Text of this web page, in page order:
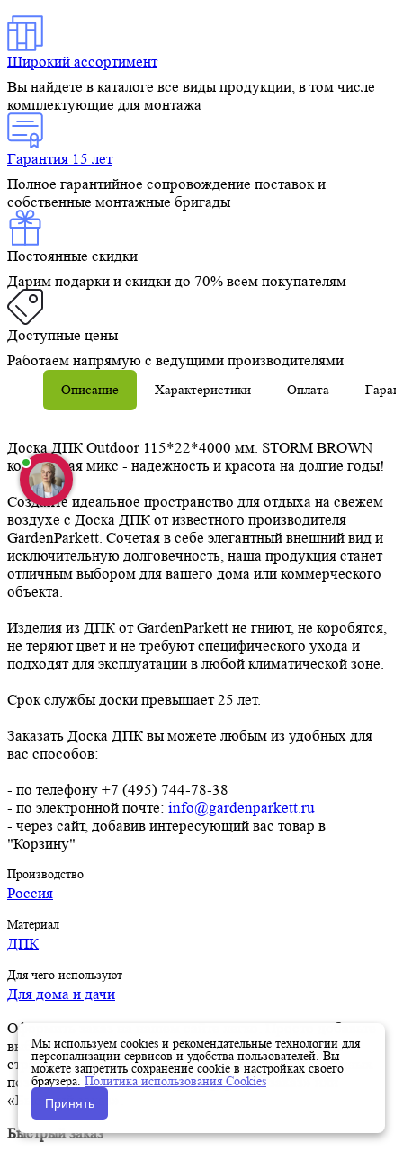
Широкий ассортимент
Вы найдете в каталоге все виды продукции, в том числе
комплектующие для монтажа
Гарантия 15 лет
Полное гарантийное сопровождение поставок и
собственные монтажные бригады
Постоянные скидки
Дарим подарки и скидки до 70% всем покупателям
Доступные цены
Работаем напрямую с ведущими производителями
Описание Характеристики Оплата
Доска ДПК Outdoor 115*22*4000 мм. STORM BROWN
коричневая микс - надежность и красота на долгие годы!
Создайте идеальное пространство для отдыха на свежем
воздухе с Доска ДПК от известного производителя
GardenParkett. Сочетая в себе элегантный внешний вид и
исключительную долговечность, наша продукция станет
отличным выбором для вашего дома или коммерческого
объекта.
Изделия из ДПК от GardenParkett не гниют, не коробятся,
не теряют цвет и не требуют специфического ухода и
подходят для эксплуатации в любой климатической зоне.
Срок службы доски превышает 25 лет.
Заказать Доска ДПК вы можете любым из удобных для
вас способов:
- по телефону +7 (495) 744-78-38
- по электронной почте: info@gardenparkett.ru
- через сайт, добавив интересующий вас товар в
"Корзину"
Производство
Россия
Материал
ДПК
Для чего используют
Для дома и дачи
Оформить заказ на нашем сайте легко. Просто добавьте
выбранные товары в корзину, а затем перейдите на
страницу Корзина, проверьте правильность заказанных
позиций и нажмите кнопку «Оформить заказ» или
«Быстрый заказ».
Быстрый заказ
Мы используем cookies и рекомендательные технологии для
персонализации сервисов и удобства пользователей. Вы
можете запретить сохранение cookie в настройках своего
браузера. Политика использования Cookies
Принять